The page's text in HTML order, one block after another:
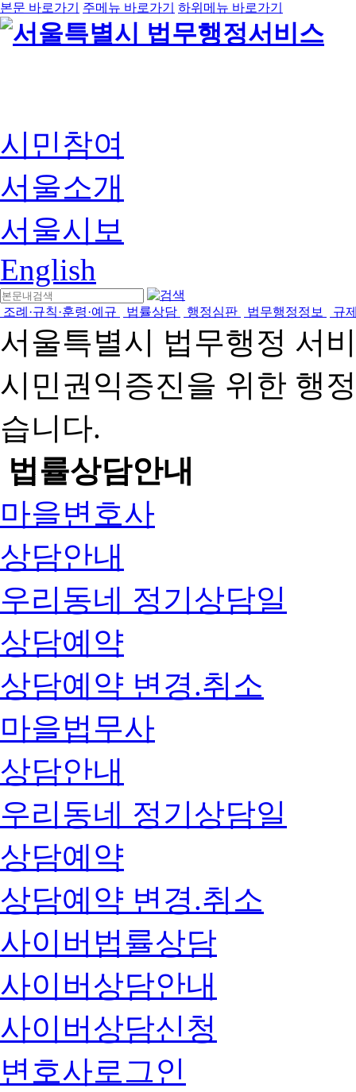
본문 바로가기 주메뉴 바로가기 하위메뉴 바로가기
시민참여
서울소개
서울시보
English
조례·규칙·훈령·예규 법률상담 행정심판 법무행정정보 규
서울특별시 법무행정 서
시민권익증진을 위한 행
습니다.
법률상담안내
마을변호사
상담안내
우리동네 정기상담일
상담예약
상담예약 변경.취소
마을법무사
상담안내
우리동네 정기상담일
상담예약
상담예약 변경.취소
사이버법률상담
사이버상담안내
사이버상담신청
변호사로그인